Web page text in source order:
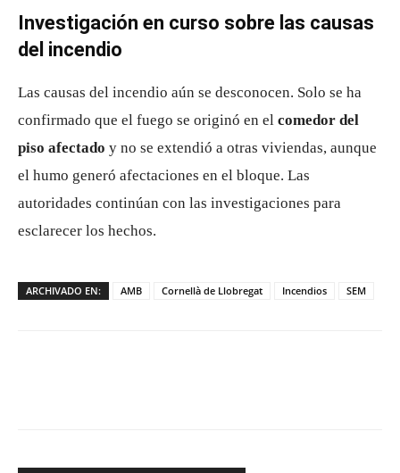
Investigación en curso sobre las causas
del incendio
Las causas del incendio aún se desconocen. Solo se ha
confirmado que el fuego se originó en el comedor del
piso afectado y no se extendió a otras viviendas, aunque
el humo generó afectaciones en el bloque. Las
autoridades continúan con las investigaciones para
esclarecer los hechos.
ARCHIVADO EN: AMB Cornellà de Llobregat Incendios SEM